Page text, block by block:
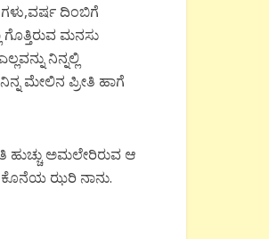
ದಿಂಬಿಗೆ
ಮನಸು
ನಿನ್ನಲ್ಲಿ
ಮೇಲಿನ ಪ್ರೀತಿ ಹಾಗೆ
ಹುಚ್ಚು ಅಮಲೇರಿರುವ ಆ
ಕೊನೆಯ ಝರಿ ನಾನು.